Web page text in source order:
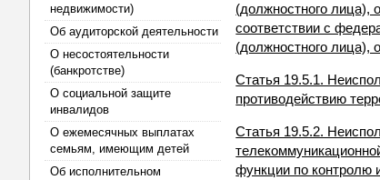
недвижимости)
Об аудиторской деятельности
О несостоятельности
(банкротстве)
О социальной защите
инвалидов
О ежемесячных выплатах
семьям, имеющим детей
Об исполнительном
(должностного лица),
соответствии с
(должностного лица),
Статья 19.5.1.
противодействию
Статья 19.5.2.
функции по контролю